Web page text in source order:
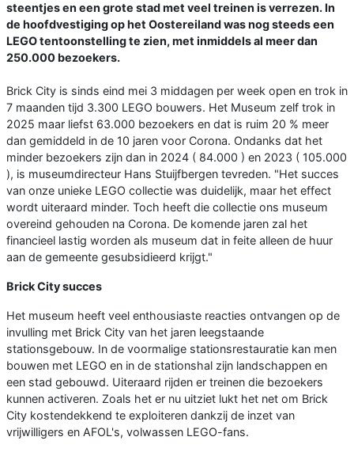
steentjes en een grote stad met veel treinen is verrezen. In
de hoofdvestiging op het Oostereiland was nog steeds een
LEGO tentoonstelling te zien, met inmiddels al meer dan
250.000 bezoekers.
Brick City is sinds eind mei 3 middagen per week open en trok in
7 maanden tijd 3.300 LEGO bouwers. Het Museum zelf trok in
2025 maar liefst 63.000 bezoekers en dat is ruim 20 % meer
dan gemiddeld in de 10 jaren voor Corona. Ondanks dat het
minder bezoekers zijn dan in 2024 ( 84.000 ) en 2023 ( 105.000
), is museumdirecteur Hans Stuijfbergen tevreden. "Het succes
van onze unieke LEGO collectie was duidelijk, maar het effect
wordt uiteraard minder. Toch heeft die collectie ons museum
overeind gehouden na Corona. De komende jaren zal het
financieel lastig worden als museum dat in feite alleen de huur
aan de gemeente gesubsidieerd krijgt."
Brick City succes
Het museum heeft veel enthousiaste reacties ontvangen op de
invulling met Brick City van het jaren leegstaande
stationsgebouw. In de voormalige stationsrestauratie kan men
bouwen met LEGO en in de stationshal zijn landschappen en
een stad gebouwd. Uiteraard rijden er treinen die bezoekers
kunnen activeren. Zoals het er nu uitziet lukt het net om Brick
City kostendekkend te exploiteren dankzij de inzet van
vrijwilligers en AFOL's, volwassen LEGO-fans.